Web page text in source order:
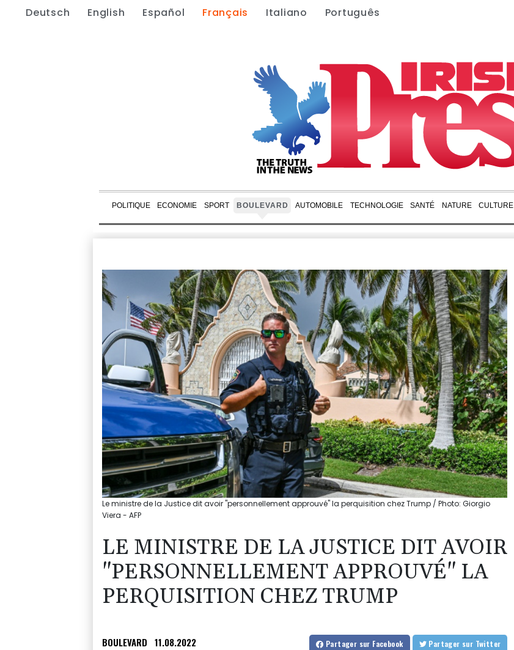
Deutsch English Español Français Italiano Português
POLITIQUE ECONOMIE SPORT BOULEVARD AUTOMOBILE TECHNOLOGIE SANTÉ NATURE CULTURE
Le ministre de la Justice dit avoir "personnellement approuvé" la perquisition chez Trump / Photo: Giorgio
Viera - AFP
LE MINISTRE DE LA JUSTICE DIT AVOIR
"PERSONNELLEMENT APPROUVÉ" LA
PERQUISITION CHEZ TRUMP
BOULEVARD 11.08.2022 Partager sur Facebook Partager sur Twitter